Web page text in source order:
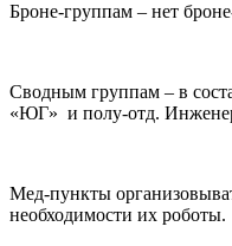
Броне-группам – нет
Сводным группам – в
«ЮГ» и полу-отд.
Мед-пункты
необходимости их роботы.